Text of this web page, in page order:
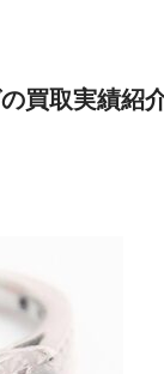
買取実績紹